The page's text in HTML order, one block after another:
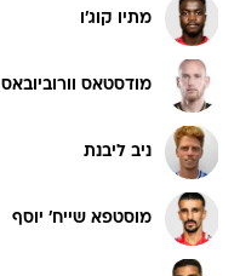
מתיו קוג'ו
מודסטאס וורוביובאס
ניב ליבנת
מוסטפא שייח' יוסף